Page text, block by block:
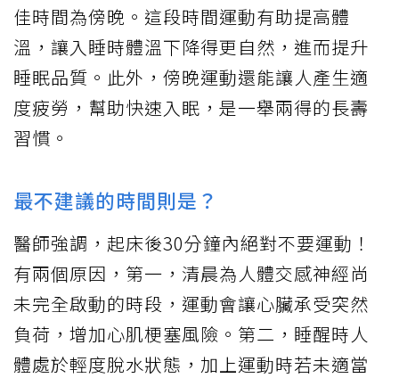
佳時間為傍晚。這段時間運動有助提高體
溫，讓入睡時體溫下降得更自然，進而提升
睡眠品質。此外，傍晚運動還能讓人產生適
度疲勞，幫助快速入眠，是一舉兩得的長壽
習慣。
最不建議的時間則是？
醫師強調，起床後30分鐘內絕對不要運動！
有兩個原因，第一，清晨為人體交感神經尚
未完全啟動的時段，運動會讓心臟承受突然
負荷，增加心肌梗塞風險。第二，睡醒時人
體處於輕度脫水狀態，加上運動時若未適當